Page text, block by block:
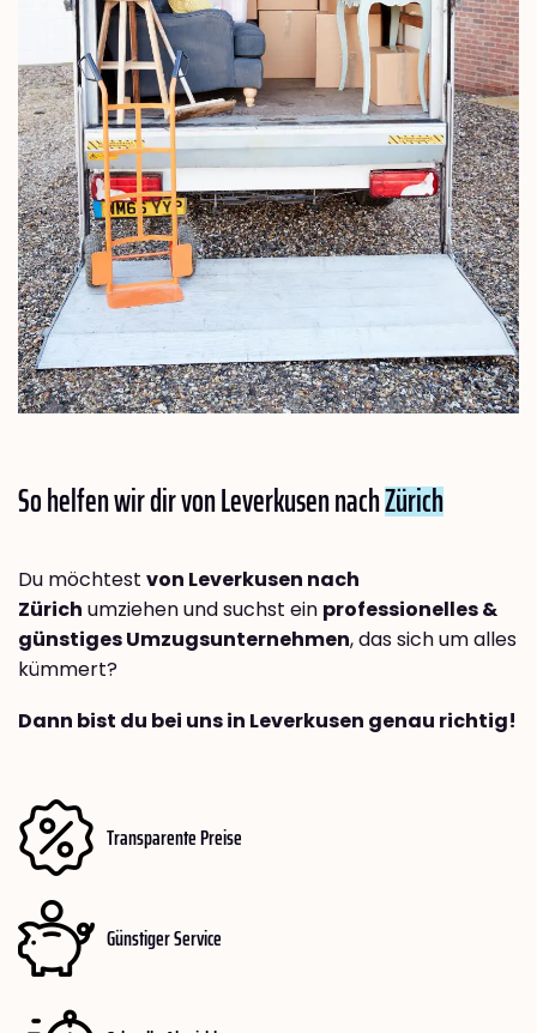
So helfen wir dir von Leverkusen nachZürich
Du möchtest von Leverkusen nach
Zürich umziehen und suchst ein professionelles &
günstiges Umzugsunternehmen, das sich um alles
kümmert?
Dann bist du bei uns in Leverkusen genau richtig!
Transparente Preise
Günstiger Service